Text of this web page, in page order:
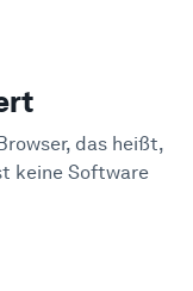
das heißt,
keine Software